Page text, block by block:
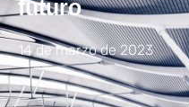
futuro
14 de marzo de 2023